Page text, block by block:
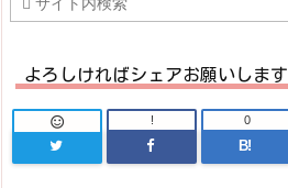
よろしければシェアお願いします
 !
B!
0